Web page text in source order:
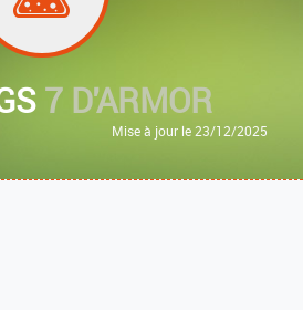
7 D'ARMOR
Mise à jour le 23/12/2025